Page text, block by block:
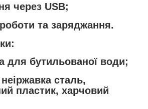
через USB;
роботи та заряджання.
для бутильованої води;
сталь,
пластик, харчовий